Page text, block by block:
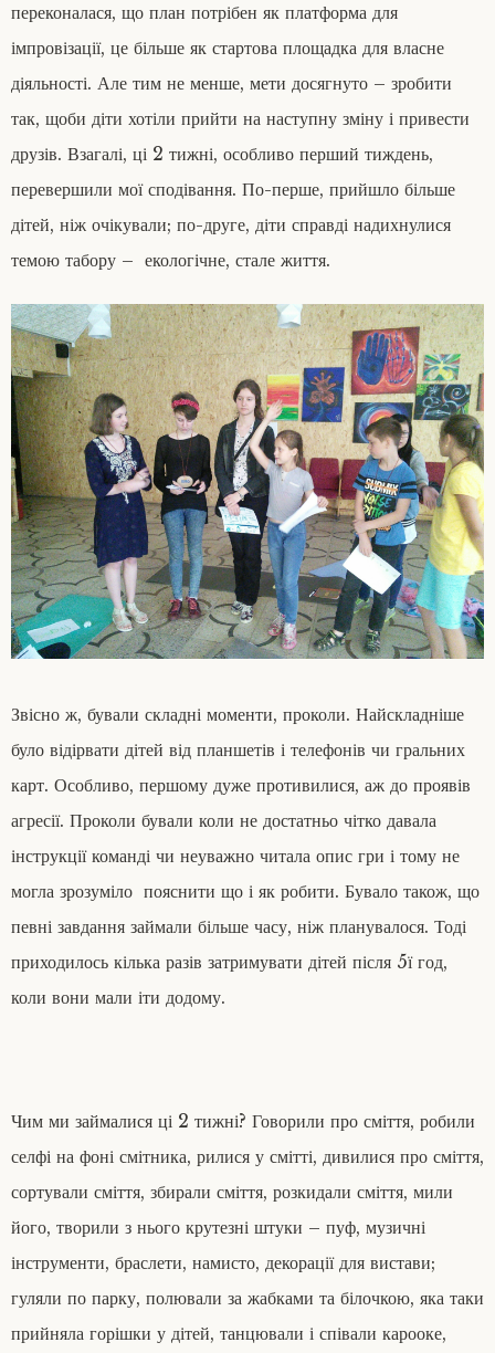
переконалася, що план потрібен як платформа для
імпровізації, це більше як стартова площадка для власне
діяльності. Але тим не менше, мети досягнуто – зробити
так, щоби діти хотіли прийти на наступну зміну і привести
друзів. Взагалі, ці 2 тижні, особливо перший тиждень,
перевершили мої сподівання. По-перше, прийшло більше
дітей, ніж очікували; по-друге, діти справді надихнулися
темою табору – екологічне, стале життя.
Звісно ж, бували складні моменти, проколи. Найскладніше
було відірвати дітей від планшетів і телефонів чи гральних
карт. Особливо, першому дуже противилися, аж до проявів
агресії. Проколи бували коли не достатньо чітко давала
інструкції команді чи неуважно читала опис гри і тому не
могла зрозуміло пояснити що і як робити. Бувало також, що
певні завдання займали більше часу, ніж планувалося. Тоді
приходилось кілька разів затримувати дітей після 5ї год,
коли вони мали іти додому.
Чим ми займалися ці 2 тижні? Говорили про сміття, робили
селфі на фоні смітника, рилися у смітті, дивилися про сміття,
сортували сміття, збирали сміття, розкидали сміття, мили
його, творили з нього крутезні штуки – пуф, музичні
інструменти, браслети, намисто, декорації для вистави;
гуляли по парку, полювали за жабками та білочкою, яка таки
прийняла горішки у дітей, танцювали і співали карооке,